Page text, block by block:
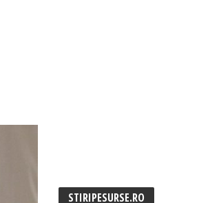
STIRIPESURSE.RO